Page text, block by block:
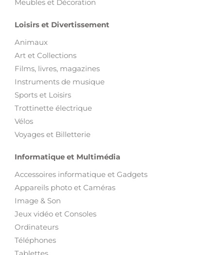
Art et Collections
Films, livres, magazines
Instruments de musique
Sports et Loisirs
Trottinette électrique
Vélos
Voyages et Billetterie
Informatique et Multimédia
Appareils photo et Caméras
Image & Son
Jeux vidéo et Consoles
Ordinateurs
Téléphones
Tablettes
Télévision et Sat
Montres connectées